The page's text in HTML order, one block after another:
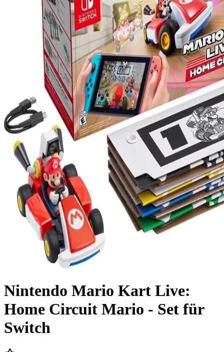
Nintendo Mario Kart Live:
Home Circuit Mario - Set für
Switch